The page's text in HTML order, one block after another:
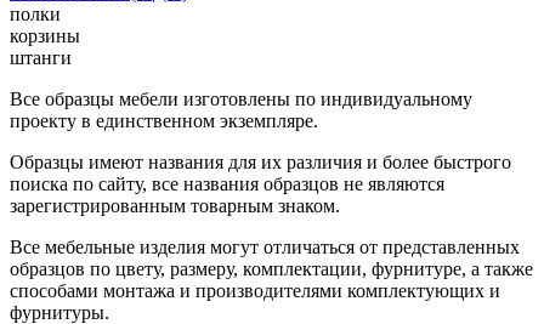
полки
корзины
штанги
Все образцы мебели изготовлены по индивидуальному
проекту в единственном экземпляре.
Образцы имеют названия для их различия и более быстрого
поиска по сайту, все названия образцов не являются
зарегистрированным товарным знаком.
Все мебельные изделия могут отличаться от представленных
образцов по цвету, размеру, комплектации, фурнитуре, а также
способами монтажа и производителями комплектующих и
фурнитуры.